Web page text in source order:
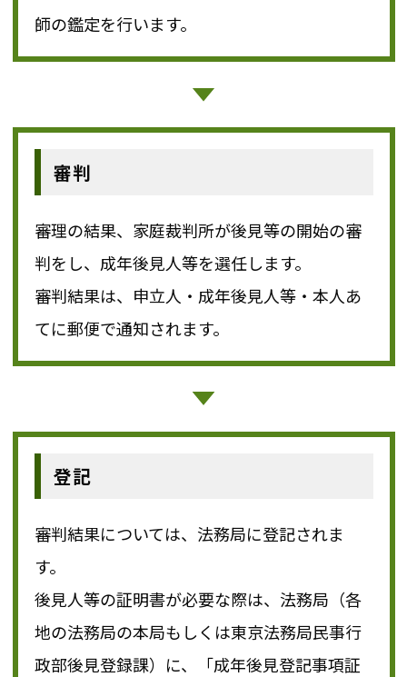
師の鑑定を行います。
審判
審理の結果、家庭裁判所が後見等の開始の審
判をし、成年後見人等を選任します。
審判結果は、申立人・成年後見人等・本人あ
てに郵便で通知されます。
登記
審判結果については、法務局に登記されま
す。
後見人等の証明書が必要な際は、法務局（各
地の法務局の本局もしくは東京法務局民事行
政部後見登録課）に、「成年後見登記事項証